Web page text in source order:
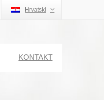
Hrvatski
KONTAKT